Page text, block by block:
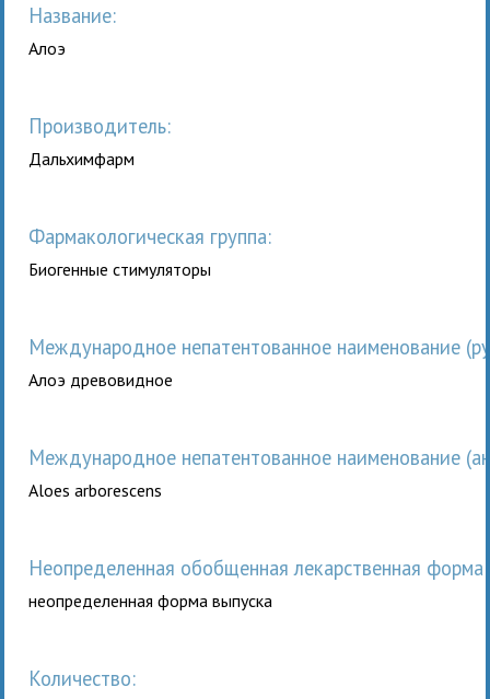
Название:
Алоэ
Производитель:
Дальхимфарм
Фармакологическая группа:
Биогенные стимуляторы
Международное непатентованное наименование
Алоэ древовидное
Международное непатентованное наименование
Aloes arborescens
неопределенная обобщенная лекарственная форма
неопределенная форма выпуска
Количество: